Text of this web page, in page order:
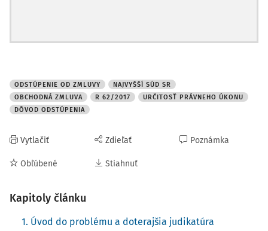
teoretického. Je totiž učebnicovým príkladom limitov
ich náležitosťami či výkladom (a ich vzájomného vzťahu).
ich odôvodnenie
Základné závery glosovaného rozhodnutia sú tri, z toho
Po prvé, je nevyhnutné, aby zmluvná strana, ktorá chce
prejaviť vôľu smerujúcu k zániku záväzku odstúpením,
ODSTÚPENIE OD ZMLUVY
NAJVYŠŠÍ SÚD SR
OBCHODNÁ ZMLUVA
R 62/2017
URČITOSŤ PRÁVNEHO ÚKONU
DÔVOD ODSTÚPENIA
Vytlačiť
Obľúbené
Zdieľať
Stiahnuť
Poznámka
Kapitoly článku
1. Úvod do problému a doterajšia judikatúra